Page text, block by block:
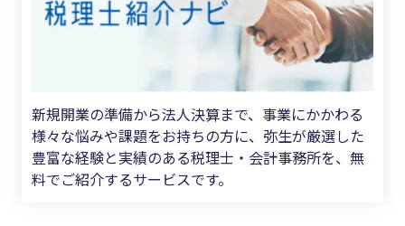
新規開業の準備から法人決算まで、事業にかかわる
様々な悩みや課題をお持ちの方に、弥生が厳選した
豊富な経験と実績のある税理士・会計事務所を、無
料でご紹介するサービスです。